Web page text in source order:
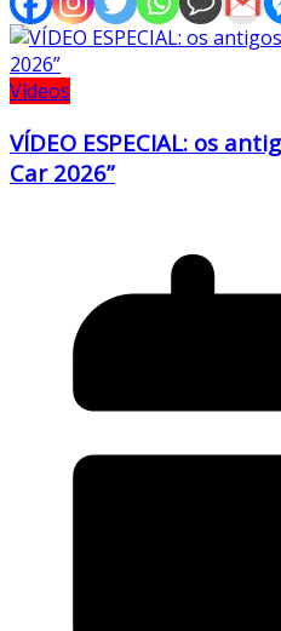
Vídeos
VÍDEO ESPECIAL: os
Car 2026”